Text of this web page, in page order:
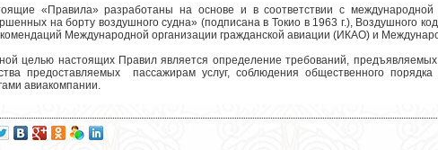
«Правила» разработаны на основе и в соответствии с
на борту воздушного судна» (подписана в Токио в 1963 г.), Воздушного
Международной организации гражданской авиации (ИКАО) и
целью настоящих Правил является определение требований,
предоставляемых пассажирам услуг, соблюдения общественного
авиакомпании.